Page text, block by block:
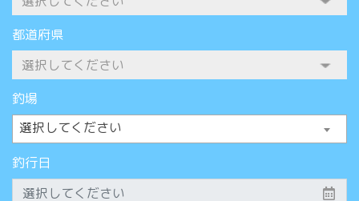
都道府県
釣場
選択してください
釣行日